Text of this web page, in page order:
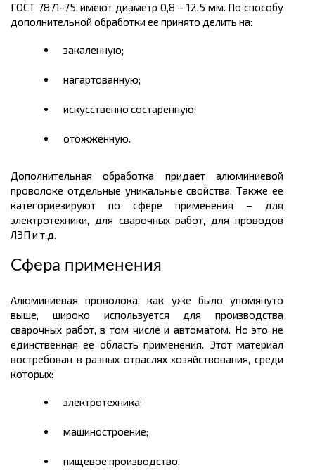
ГОСТ 7871-75, имеют диаметр 0,8 – 12,5 мм. По способу
дополнительной обработки ее принято делить на:
закаленную;
нагартованную;
искусственно состаренную;
отожженную.
Дополнительная обработка придает алюминиевой
проволоке отдельные уникальные свойства. Также ее
категориезируют по сфере применения – для
электротехники, для сварочных работ, для проводов
ЛЭП и т.д.
Сфера применения
Алюминиевая проволока, как уже было упомянуто
выше, широко используется для производства
сварочных работ, в том числе и автоматом. Но это не
единственная ее область применения. Этот материал
востребован в разных отраслях хозяйствования, среди
которых:
электротехника;
машиностроение;
пищевое производство.